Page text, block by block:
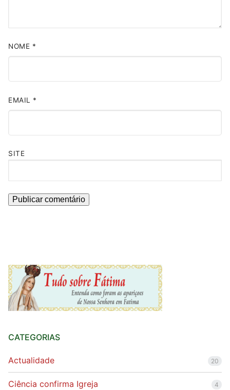
NOME *
EMAIL *
SITE
CATEGORIAS
Actualidade 20
Ciência confirma Igreja 4